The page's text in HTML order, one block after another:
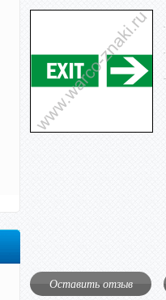
Оставить отзыв